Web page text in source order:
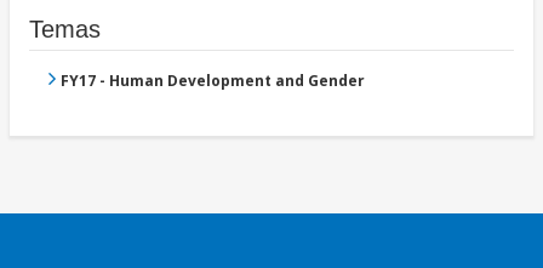
Temas
FY17 - Human Development and Gender